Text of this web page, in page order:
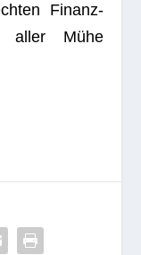
Finanz­
aller Mühe